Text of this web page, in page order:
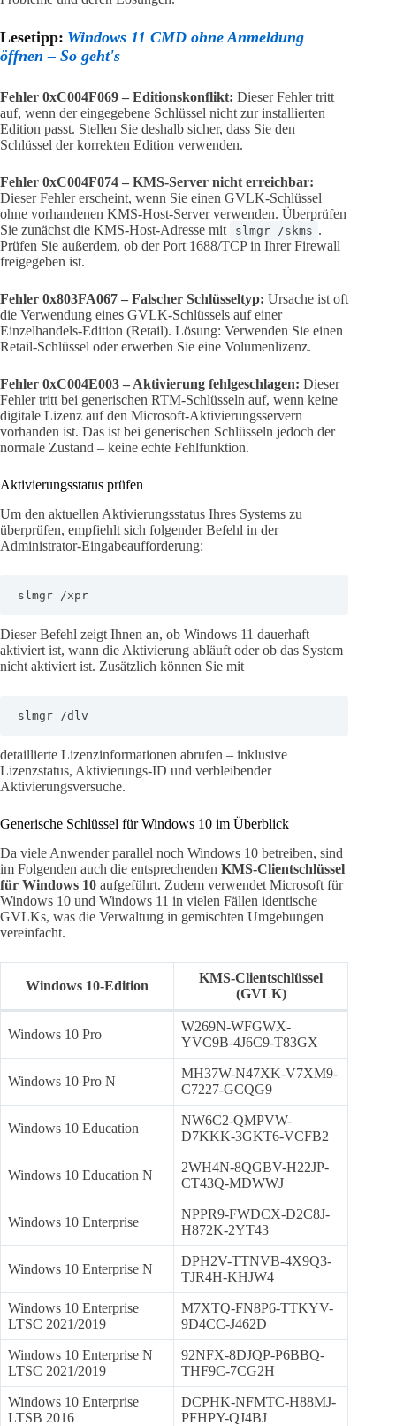
Lesetipp: Windows 11 CMD ohne Anmeldung
öffnen – So geht's
Fehler 0xC004F069 – Editionskonflikt: Dieser Fehler tritt
auf, wenn der eingegebene Schlüssel nicht zur installierten
Edition passt. Stellen Sie deshalb sicher, dass Sie den
Schlüssel der korrekten Edition verwenden.
Fehler 0xC004F074 – KMS-Server nicht erreichbar:
Dieser Fehler erscheint, wenn Sie einen GVLK-Schlüssel
ohne vorhandenen KMS-Host-Server verwenden. Überprüfen
Sie zunächst die KMS-Host-Adresse mit
slmgr /skms .
Prüfen Sie außerdem, ob der Port 1688/TCP in Ihrer Firewall
freigegeben ist.
Fehler 0x803FA067 – Falscher Schlüsseltyp: Ursache ist oft
die Verwendung eines GVLK-Schlüssels auf einer
Einzelhandels-Edition (Retail). Lösung: Verwenden Sie einen
Retail-Schlüssel oder erwerben Sie eine Volumenlizenz.
Fehler 0xC004E003 – Aktivierung fehlgeschlagen: Dieser
Fehler tritt bei generischen RTM-Schlüsseln auf, wenn keine
digitale Lizenz auf den Microsoft-Aktivierungsservern
vorhanden ist. Das ist bei generischen Schlüsseln jedoch der
normale Zustand – keine echte Fehlfunktion.
Aktivierungsstatus prüfen
Um den aktuellen Aktivierungsstatus Ihres Systems zu
überprüfen, empfiehlt sich folgender Befehl in der
Administrator-Eingabeaufforderung:
slmgr /xpr
Dieser Befehl zeigt Ihnen an, ob Windows 11 dauerhaft
aktiviert ist, wann die Aktivierung abläuft oder ob das System
nicht aktiviert ist. Zusätzlich können Sie mit
slmgr /dlv
detaillierte Lizenzinformationen abrufen – inklusive
Lizenzstatus, Aktivierungs-ID und verbleibender
Aktivierungsversuche.
Generische Schlüssel für Windows 10 im Überblick
Da viele Anwender parallel noch Windows 10 betreiben, sind
im Folgenden auch die entsprechenden KMS-Clientschlüssel
für Windows 10 aufgeführt. Zudem verwendet Microsoft für
Windows 10 und Windows 11 in vielen Fällen identische
GVLKs, was die Verwaltung in gemischten Umgebungen
vereinfacht.
Windows 10-Edition
KMS-Clientschlüssel
(GVLK)
Windows 10 Pro
W269N-WFGWX-
YVC9B-4J6C9-T83GX
Windows 10 Pro N
MH37W-N47XK-V7XM9-
C7227-GCQG9
Windows 10 Education
NW6C2-QMPVW-
D7KKK-3GKT6-VCFB2
Windows 10 Education N
2WH4N-8QGBV-H22JP-
CT43Q-MDWWJ
Windows 10 Enterprise
NPPR9-FWDCX-D2C8J-
H872K-2YT43
Windows 10 Enterprise N
DPH2V-TTNVB-4X9Q3-
TJR4H-KHJW4
Windows 10 Enterprise
LTSC 2021/2019
M7XTQ-FN8P6-TTKYV-
9D4CC-J462D
Windows 10 Enterprise N
LTSC 2021/2019
92NFX-8DJQP-P6BBQ-
THF9C-7CG2H
Windows 10 Enterprise
LTSB 2016
DCPHK-NFMTC-H88MJ-
PFHPY-QJ4BJ